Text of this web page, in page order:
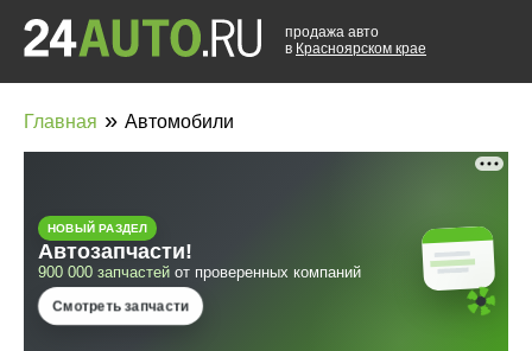
продажа авто
в Красноярском крае
Главная » Автомобили